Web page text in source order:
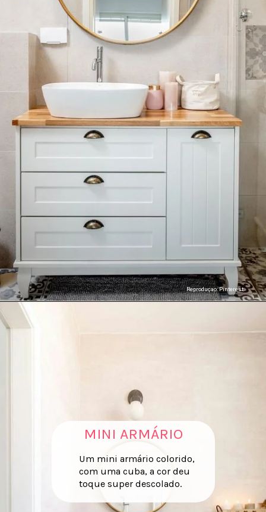
Reproduçao: Pinterest
MINI ARMÁRIO
Um mini armário colorido,
com uma cuba, a cor deu
toque super descolado.